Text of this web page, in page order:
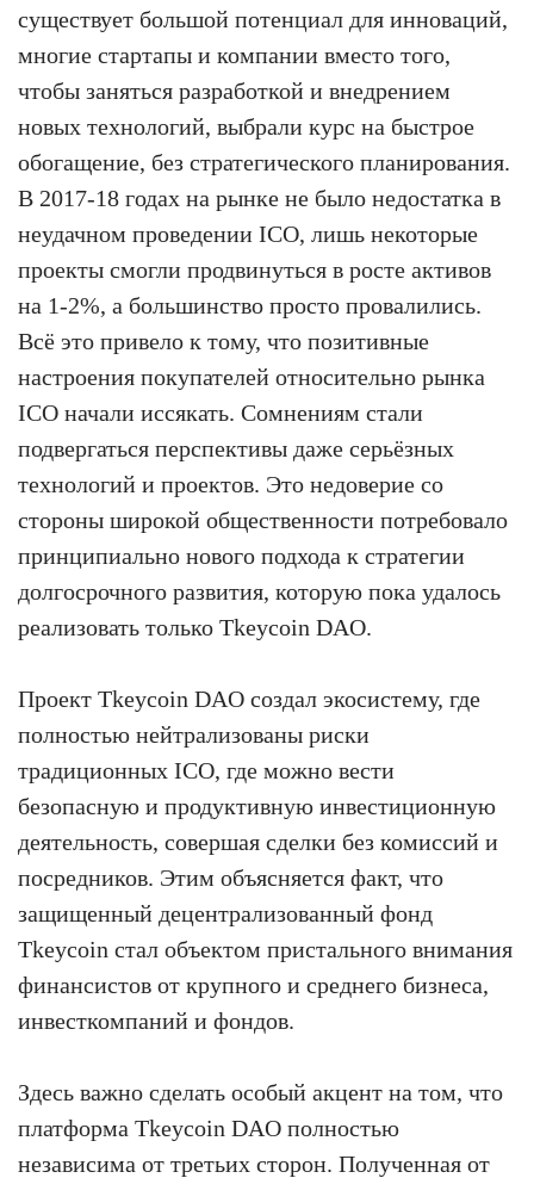
существует большой потенциал для инноваций,
многие стартапы и компании вместо того,
чтобы заняться разработкой и внедрением
новых технологий, выбрали курс на быстрое
обогащение, без стратегического планирования.
В 2017-18 годах на рынке не было недостатка в
неудачном проведении ICO, лишь некоторые
проекты смогли продвинуться в росте активов
на 1-2%, а большинство просто провалились.
Всё это привело к тому, что позитивные
настроения покупателей относительно рынка
ICO начали иссякать. Сомнениям стали
подвергаться перспективы даже серьёзных
технологий и проектов. Это недоверие со
стороны широкой общественности потребовало
принципиально нового подхода к стратегии
долгосрочного развития, которую пока удалось
реализовать только Tkeycoin DAO.
Проект Tkeycoin DAO создал экосистему, где
полностью нейтрализованы риски
традиционных ICO, где можно вести
безопасную и продуктивную инвестиционную
деятельность, совершая сделки без комиссий и
посредников. Этим объясняется факт, что
защищенный децентрализованный фонд
Tkeycoin стал объектом пристального внимания
финансистов от крупного и среднего бизнеса,
инвесткомпаний и фондов.
Здесь важно сделать особый акцент на том, что
платформа Tkeycoin DAO полностью
независима от третьих сторон. Полученная от